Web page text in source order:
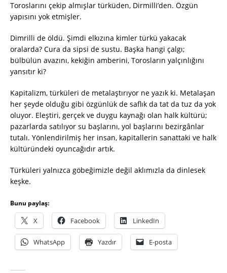
Toroslarını çekip almışlar türküden, Dirmilli’den. Özgün
yapısını yok etmişler.
Dimrilli de öldü. Şimdi elkızına kimler türkü yakacak
oralarda? Cura da sipsi de sustu. Başka hangi çalgı;
bülbülün avazını, kekiğin amberini, Torosların yalçınlığını
yansıtır ki?
Kapitalizm, türküleri de metalaştırıyor ne yazık ki. Metalaşan
her şeyde olduğu gibi özgünlük de saflık da tat da tuz da yok
oluyor. Eleştiri, gerçek ve duygu kaynağı olan halk kültürü;
pazarlarda satılıyor su başlarını, yol başlarını bezirgânlar
tutalı. Yönlendirilmiş her insan, kapitallerin sanattaki ve halk
kültüründeki oyuncağıdır artık.
Türküleri yalnızca göbeğimizle değil aklımızla da dinlesek
keşke.
Bunu paylaş:
X Facebook LinkedIn
WhatsApp Yazdır E-posta